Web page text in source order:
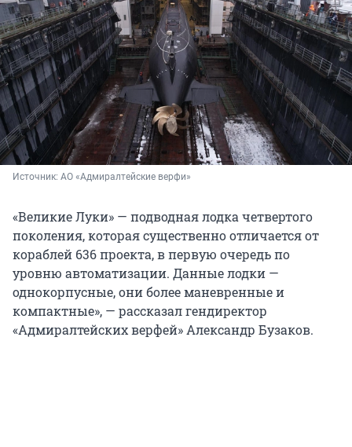
Источник: АО «Адмиралтейские верфи»
«Великие Луки» — подводная лодка четвертого
поколения, которая существенно отличается от
кораблей 636 проекта, в первую очередь по
уровню автоматизации. Данные лодки —
однокорпусные, они более маневренные и
компактные», — рассказал гендиректор
«Адмиралтейских верфей» Александр Бузаков.